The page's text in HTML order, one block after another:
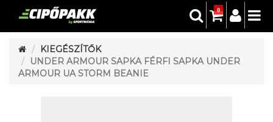
0
KIEGÉSZÍTŐK
UNDER ARMOUR SAPKA FÉRFI SAPKA UNDER
ARMOUR UA STORM BEANIE